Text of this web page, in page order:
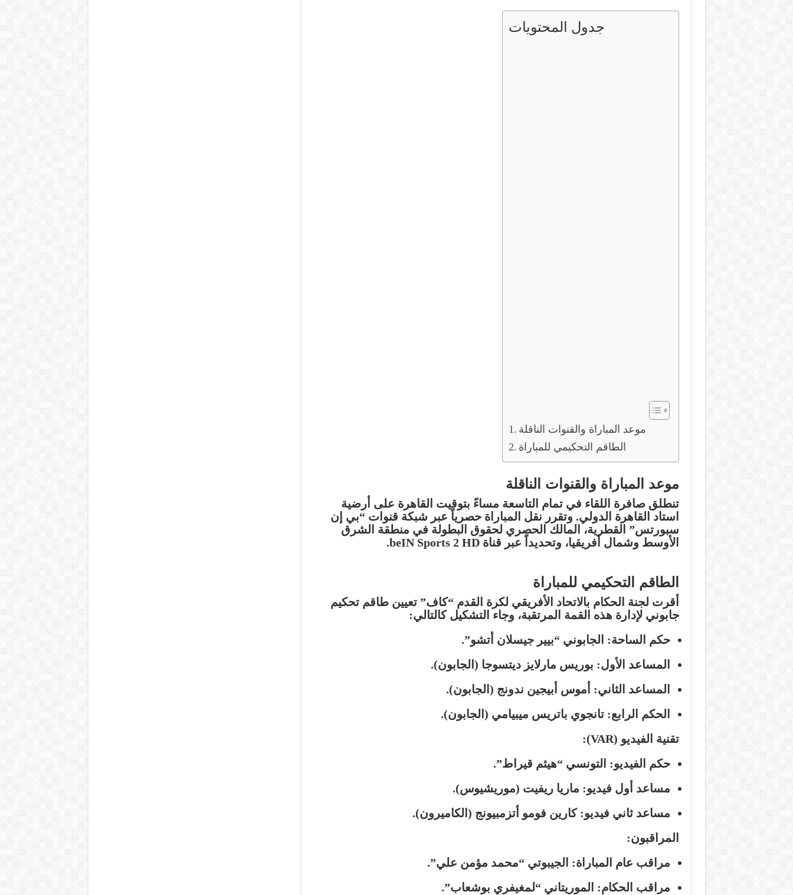
جدول المحتويات
موعد المباراة والقنوات الناقلة
الطاقم التحكيمي للمباراة
موعد المباراة والقنوات الناقلة
تنطلق صافرة اللقاء في تمام التاسعة مساءً بتوقيت القاهرة على أرضية
استاد القاهرة الدولي. وتقرر نقل المباراة حصرياً عبر شبكة قنوات “بي إن
سبورتس” القطرية، المالك الحصري لحقوق البطولة في منطقة الشرق
الأوسط وشمال أفريقيا، وتحديداً عبر قناةbeIN Sports 2 HD
.
الطاقم التحكيمي للمباراة
أقرت لجنة الحكام بالاتحاد الأفريقي لكرة القدم “كاف” تعيين طاقم تحكيم
جابوني لإدارة هذه القمة المرتقبة، وجاء التشكيل كالتالي:
حكم الساحة: الجابوني “بيير جيسلان أتشو”.
المساعد الأول: بوريس مارلايز ديتسوجا (الجابون).
المساعد الثاني: أموس أبيجين ندونج (الجابون).
الحكم الرابع: تانجوي باتريس ميبيامي (الجابون).
تقنية الفيديو (VAR):
حكم الفيديو: التونسي “هيثم قيراط”.
مساعد أول فيديو: ماريا ريفيت (موريشيوس).
مساعد ثاني فيديو: كارين فومو أتزمبيونج (الكاميرون).
المراقبون:
مراقب عام المباراة: الجيبوتي “محمد مؤمن علي”.
مراقب الحكام: الموريتاني “لمغيفري بوشعاب”.